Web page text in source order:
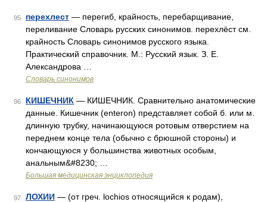
95 перехлест — перегиб, крайность, перебарщивание,
переливание Словарь русских синонимов. перехлёст см.
крайность Словарь синонимов русского языка.
Практический справочник. М.: Русский язык. З. Е.
Александрова …
Словарь синонимов
96 КИШЕЧНИК — КИШЕЧНИК. Сравнительно анатомические
данные. Кишечник (enteron) представляет собой б. или м.
длинную трубку, начинающуюся ротовым отверстием на
переднем конце тела (обычно с брюшной стороны) и
кончающуюся у большинства животных особым,
анальным&#8230; …
Большая медицинская энциклопедия
97 ЛОХИИ — (от греч. lochios относящийся к родам),